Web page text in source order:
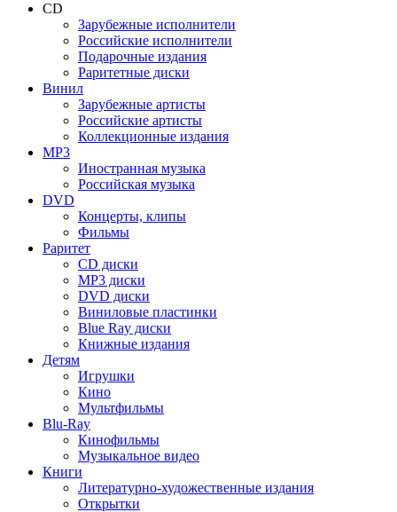
CD
Зарубежные исполнители
Российские исполнители
Подарочные издания
Раритетные диски
Винил
Зарубежные артисты
Российские артисты
Коллекционные издания
MP3
Иностранная музыка
Российская музыка
DVD
Концерты, клипы
Фильмы
Раритет
CD диски
MP3 диски
DVD диски
Виниловые пластинки
Blue Ray диски
Книжные издания
Детям
Игрушки
Кино
Мультфильмы
Blu-Ray
Кинофильмы
Музыкальное видео
Книги
Литературно-художественные издания
Открытки